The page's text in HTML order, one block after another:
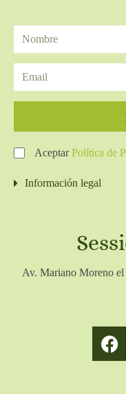
AceptarPolítica de
Información legal
Av. Mariano Moreno